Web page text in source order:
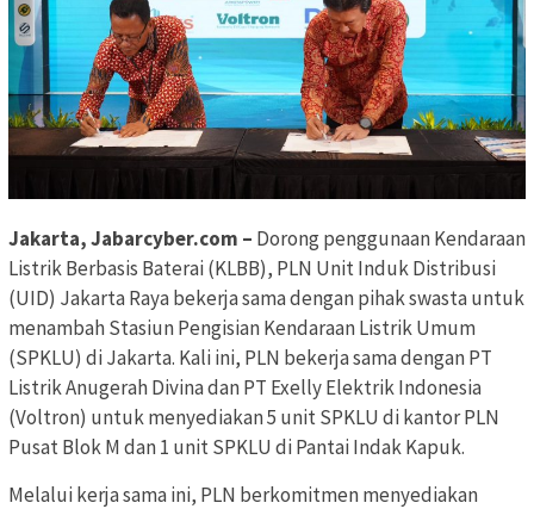
Jakarta, Jabarcyber.com – Dorong penggunaan Kendaraan
Listrik Berbasis Baterai (KLBB), PLN Unit Induk Distribusi
(UID) Jakarta Raya bekerja sama dengan pihak swasta untuk
menambah Stasiun Pengisian Kendaraan Listrik Umum
(SPKLU) di Jakarta. Kali ini, PLN bekerja sama dengan PT
Listrik Anugerah Divina dan PT Exelly Elektrik Indonesia
(Voltron) untuk menyediakan 5 unit SPKLU di kantor PLN
Pusat Blok M dan 1 unit SPKLU di Pantai Indak Kapuk.
Melalui kerja sama ini, PLN berkomitmen menyediakan